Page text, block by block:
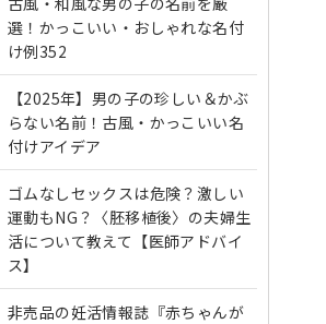
選！かっこいい・おしゃれな名付
け例352
【2025年】男の子の珍しい＆かぶ
らない名前！古風・かっこいい名
付けアイデア
ゴムなしセックスは危険？激しい
運動もNG？〈胚移植後〉の夫婦生
活について教えて【医師アドバイ
ス】
非売品の妊活情報誌『赤ちゃんが